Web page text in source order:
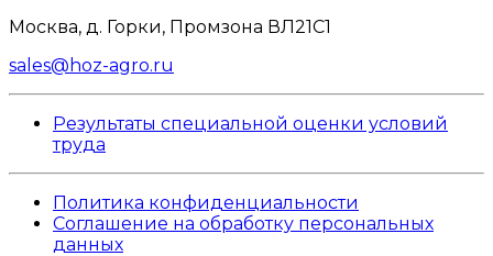
Москва, д. Горки, Промзона ВЛ21С1
sales@hoz-agro.ru
Результаты специальной оценки условий
труда
Политика конфиденциальности
Соглашение на обработку персональных
данных